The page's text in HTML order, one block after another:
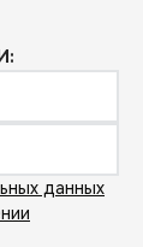
данных